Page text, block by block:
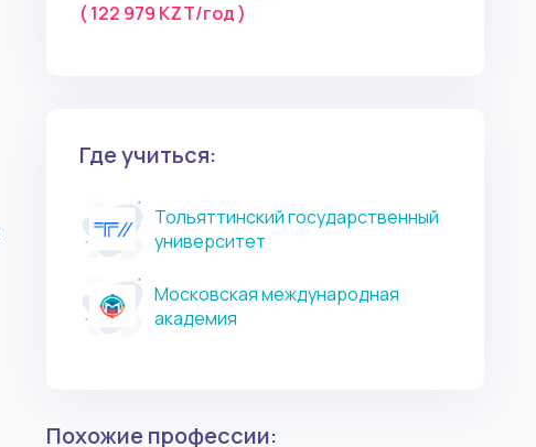
( 122 979 KZT/год )
Где учиться:
Тольяттинский государственный
университет
Московская международная
академия
Похожие профессии: